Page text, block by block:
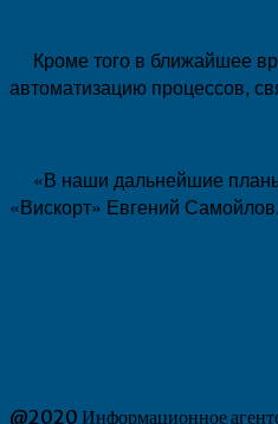
Кроме того в ближайшее
автоматизацию процессов,
«В наши дальнейшие планы
«Вискорт» Евгений Самойлов.
@2020 Информационное